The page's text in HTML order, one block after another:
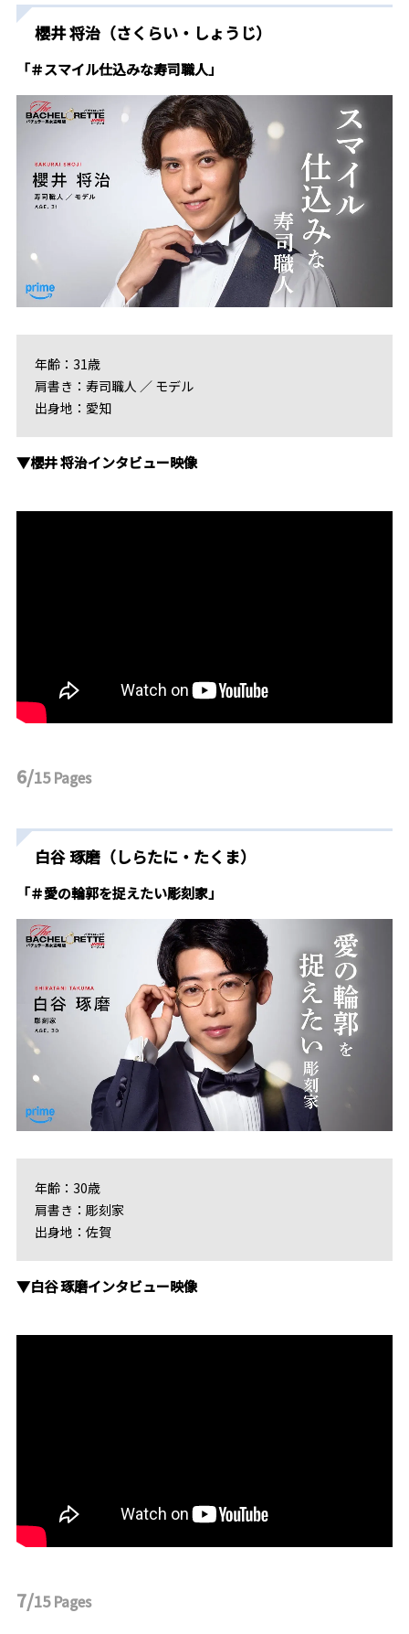
櫻井 将治（さくらい・しょうじ）
「＃スマイル仕込みな寿司職人」
年齢：31歳
肩書き：寿司職人 ／ モデル
出身地：愛知
▼櫻井 将治インタビュー映像
6/15Pages
白谷 琢磨（しらたに・たくま）
「＃愛の輪郭を捉えたい彫刻家」
年齢：30歳
肩書き：彫刻家
出身地：佐賀
▼白谷 琢磨インタビュー映像
7/15Pages